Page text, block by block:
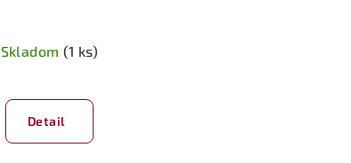
Skladom (1 ks)
Detail